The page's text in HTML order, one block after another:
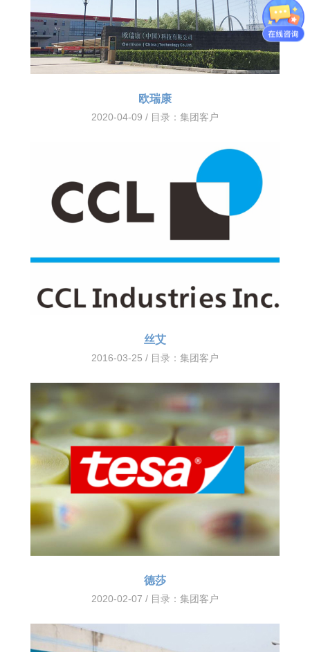
欧瑞康
2020-04-09 / 目录： 集团客户
丝艾
2016-03-25 / 目录： 集团客户
德莎
2020-02-07 / 目录： 集团客户